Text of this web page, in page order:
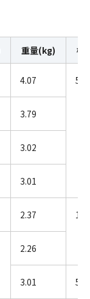
重量(kg) 梱
4.07 5
3.79
3.02
3.01
2.37 10
2.26
3.01 5